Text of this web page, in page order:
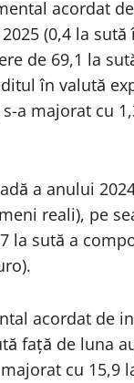
acordat
(0,4 la
de 69,1 la
în valută
a majorat cu
a anului
reali), pe
la sută a
acordat de
față de luna
cu 15,9